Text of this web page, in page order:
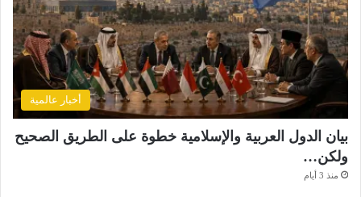
أخبار عالمية
بيان الدول العربية والإسلامية خطوة على الطريق الصحيح
ولكن…
منذ 3 أيام